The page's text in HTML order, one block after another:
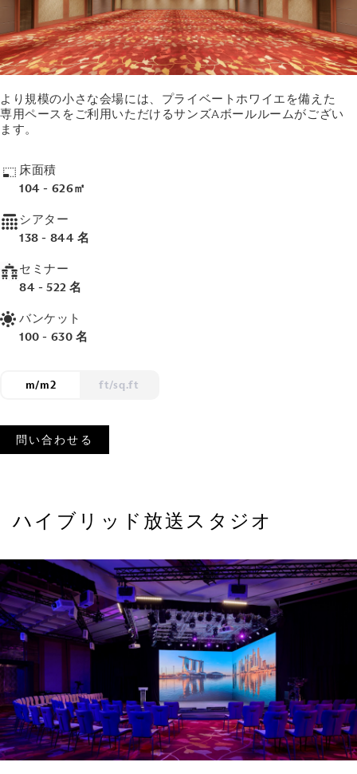
より規模の小さな会場には、プライベートホワイエを備えた
専用ペースをご利用いただけるサンズAボールルームがござい
ます。
床面積
104 - 626㎡
シアター
138 - 844 名
セミナー
84 - 522 名
バンケット
100 - 630 名
m/m2 ft/sq.ft
問い合わせる
ハイブリッド放送スタジオ